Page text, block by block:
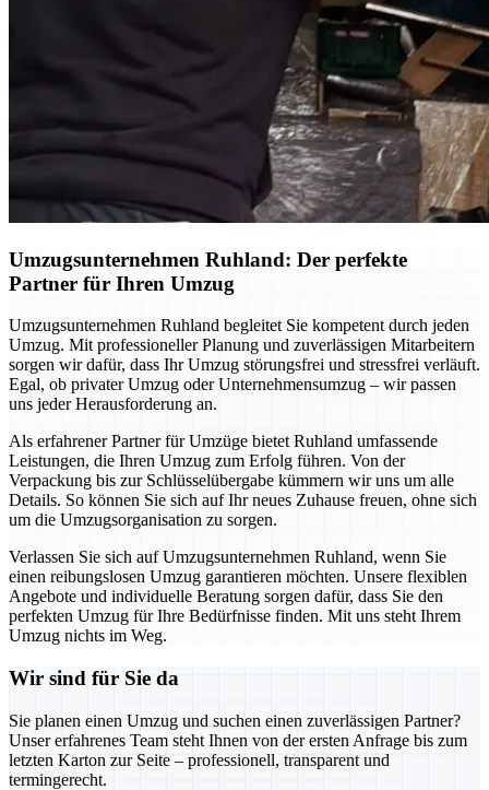
Umzugsunternehmen Ruhland: Der perfekte
Partner für Ihren Umzug
Umzugsunternehmen Ruhland begleitet Sie kompetent durch jeden
Umzug. Mit professioneller Planung und zuverlässigen Mitarbeitern
sorgen wir dafür, dass Ihr Umzug störungsfrei und stressfrei verläuft.
Egal, ob privater Umzug oder Unternehmensumzug – wir passen
uns jeder Herausforderung an.
Als erfahrener Partner für Umzüge bietet Ruhland umfassende
Leistungen, die Ihren Umzug zum Erfolg führen. Von der
Verpackung bis zur Schlüsselübergabe kümmern wir uns um alle
Details. So können Sie sich auf Ihr neues Zuhause freuen, ohne sich
um die Umzugsorganisation zu sorgen.
Verlassen Sie sich auf Umzugsunternehmen Ruhland, wenn Sie
einen reibungslosen Umzug garantieren möchten. Unsere flexiblen
Angebote und individuelle Beratung sorgen dafür, dass Sie den
perfekten Umzug für Ihre Bedürfnisse finden. Mit uns steht Ihrem
Umzug nichts im Weg.
Wir sind für Sie da
Sie planen einen Umzug und suchen einen zuverlässigen Partner?
Unser erfahrenes Team steht Ihnen von der ersten Anfrage bis zum
letzten Karton zur Seite – professionell, transparent und
termingerecht.